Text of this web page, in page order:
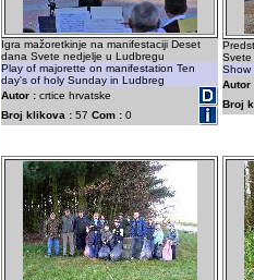
Igra mažoretkinje na manifestaciji Deset
dana Svete nedjelje u Ludbregu
Play of majorette on manifestation Ten
day's of holy Sunday in Ludbreg
Autor : crtice hrvatske
Broj klikova : 57 Com : 0
Svete
Show
Autor
Broj